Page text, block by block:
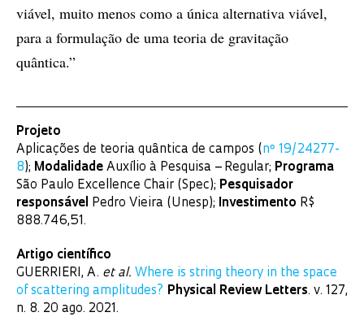
viável, muito menos como a única alternativa viável,
para a formulação de uma teoria de gravitação
quântica.”
Projeto
Aplicações de teoria quântica de campos ( nº 19/24277-
8); Modalidade Auxílio à Pesquisa – Regular; Programa
São Paulo Excellence Chair (Spec); Pesquisador
responsável Pedro Vieira (Unesp); Investimento R$
888.746,51.
Artigo científico
GUERRIERI, A. et al. Where is string theory in the space
of scattering amplitudes? Physical Review Letters. v. 127,
n. 8. 20 ago. 2021.